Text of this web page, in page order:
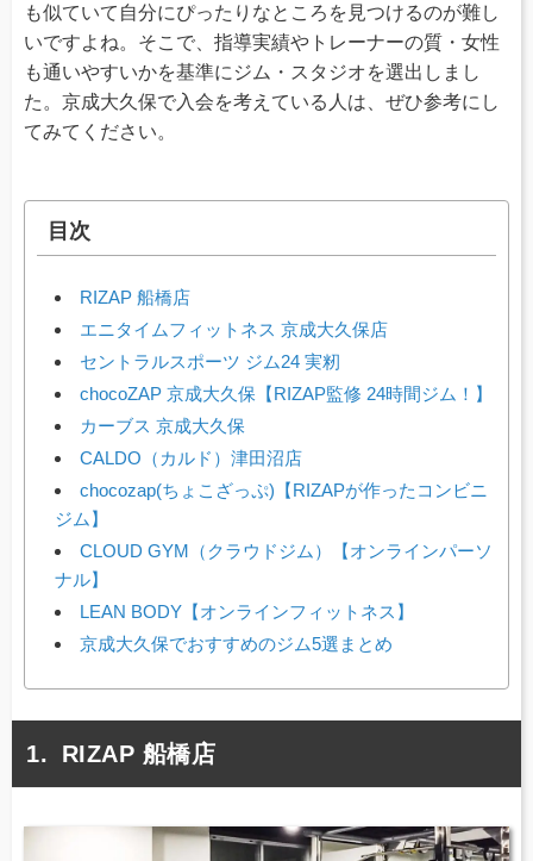
も似ていて自分にぴったりなところを見つけるのが難し
いですよね。そこで、指導実績やトレーナーの質・女性
も通いやすいかを基準にジム・スタジオを選出しまし
た。京成大久保で入会を考えている人は、ぜひ参考にし
てみてください。
目次
RIZAP 船橋店
エニタイムフィットネス 京成大久保店
セントラルスポーツ ジム24 実籾
chocoZAP 京成大久保【RIZAP監修 24時間ジム！】
カーブス 京成大久保
CALDO（カルド）津田沼店
chocozap(ちょこざっぷ)【RIZAPが作ったコンビニ
ジム】
CLOUD GYM（クラウドジム）【オンラインパーソ
ナル】
LEAN BODY【オンラインフィットネス】
京成大久保でおすすめのジム5選まとめ
RIZAP 船橋店